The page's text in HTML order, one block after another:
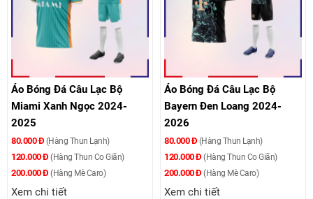
Áo Bóng Đá Câu Lạc Bộ
Miami Xanh Ngọc 2024-
2025
80.000 Đ (Hàng Thun Lạnh)
120.000 Đ (Hàng Thun Co Giãn)
200.000 Đ (Hàng Mè Caro)
Xem chi tiết
Áo Bóng Đá Câu Lạc Bộ
Bayern Đen Loang 2024-
2026
80.000 Đ (Hàng Thun Lạnh)
120.000 Đ (Hàng Thun Co Giãn)
200.000 Đ (Hàng Mè Caro)
Xem chi tiết